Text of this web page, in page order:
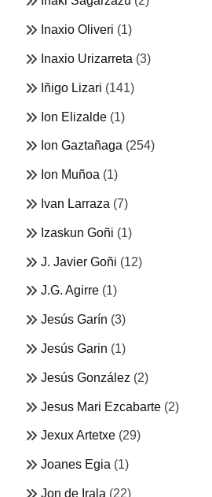
Inaxio Oliveri (1)
Inaxio Urizarreta (3)
Iñigo Lizari (141)
Ion Elizalde (1)
Ion Gaztañaga (254)
Ion Muñoa (1)
Ivan Larraza (7)
Izaskun Goñi (1)
J. Javier Goñi (12)
J.G. Agirre (1)
Jesús Garín (3)
Jesús Garin (1)
Jesús González (2)
Jesus Mari Ezcabarte (2)
Jexux Artetxe (29)
Joanes Egia (1)
Jon de Irala (22)